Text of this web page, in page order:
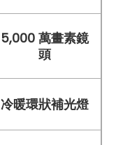
5,000 萬畫素鏡
頭
冷暖環狀補光燈